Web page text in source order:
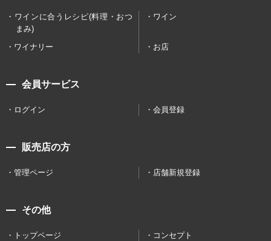
ワインに合うレシピ(料理・おつ
まみ)
ワイン
ワイナリー お店
会員サービス
ログイン 会員登録
販売店の方
管理ページ 店舗新規登録
その他
トップページ
コンセプト